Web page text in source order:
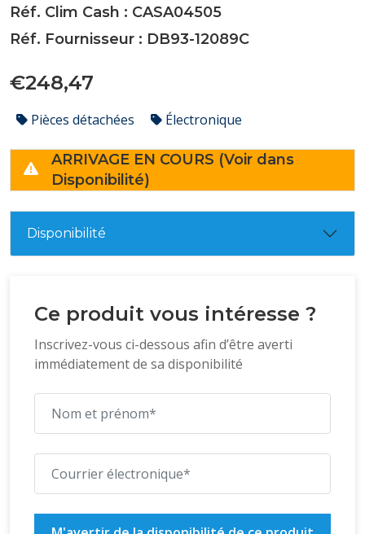
Réf. Clim Cash : CASA04505
Réf. Fournisseur : DB93-12089C
€248,47
Pièces détachées Électronique
ARRIVAGE EN COURS (Voir dans
Disponibilité)
Disponibilité
Ce produit vous intéresse ?
Inscrivez-vous ci-dessous afin d’être averti
immédiatement de sa disponibilité